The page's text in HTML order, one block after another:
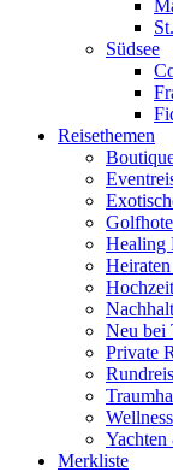
Südsee
Reisethemen
Healing
Neu bei
Private
Yachten
Merkliste